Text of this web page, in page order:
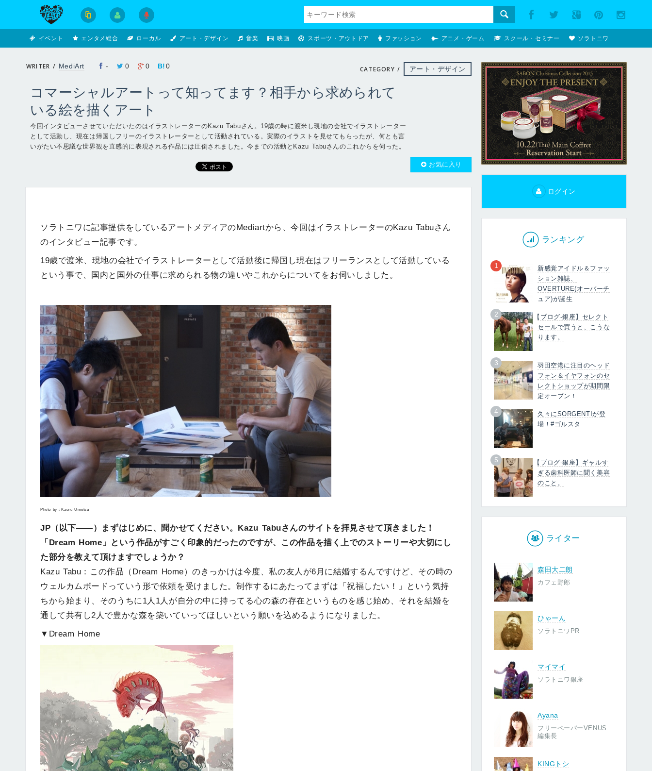
イベント エンタメ総合 ローカル アート・デザイン 音楽 映画 スポーツ・アウトドア ファッション アニメ・ゲーム スクール・セミナー ソラトニワ
WRITER / MediArt - 0 0 B!0 CATEGORY / アート・デザイン
コマーシャルアートって知ってます？相手から求められて
いる絵を描くアート
今回インタビューさせていただいたのはイラストレーターのKazu Tabuさん。19歳の時に渡米し現地の会社でイラストレーター
として活動し、現在は帰国しフリーのイラストレーターとして活動されている。実際のイラストを見せてもらったが、何とも言
いがたい不思議な世界観を直感的に表現される作品には圧倒されました。今までの活動とKazu Tabuさんのこれからを伺った。
お気に入り
ソラトニワに記事提供をしているアートメディアのMediartから、今回はイラストレーターのKazu Tabuさん
のインタビュー記事です。
19歳で渡米、現地の会社でイラストレーターとして活動後に帰国し現在はフリーランスとして活動している
という事で、国内と国外の仕事に求められる物の違いやこれからについてをお伺いしました。
Photo by：Kaoru Umetsu
JP（以下――）まずはじめに、聞かせてください。Kazu Tabuさんのサイトを拝見させて頂きました！
「Dream Home」という作品がすごく印象的だったのですが、この作品を描く上でのストーリーや大切にし
た部分を教えて頂けますでしょうか？
Kazu Tabu：この作品（Dream Home）のきっかけは今度、私の友人が6月に結婚するんですけど、その時の
ウェルカムボードっていう形で依頼を受けました。制作するにあたってまずは「祝福したい！」という気持
ちから始まり、そのうちに1人1人が自分の中に持ってる心の森の存在というものを感じ始め、それを結婚を
通して共有し2人で豊かな森を築いていってほしいという願いを込めるようになりました。
▼Dream Home
ログイン
ランキング
1
新感覚アイドル＆ファッ
ション雑誌、
OVERTURE(オーバーチ
ュア)が誕生
2
【ブログ-銀座】セレクト
セールで買うと、こうな
ります。
3
羽田空港に注目のヘッド
フォン＆イヤフォンのセ
レクトショップが期間限
定オープン！
4
久々にSORGENTIが登
場！#ゴルスタ
5
【ブログ-銀座】ギャルす
ぎる歯科医師に聞く美容
のこと。
ライター
森田大二朗
カフェ野郎
ひゃーん
ソラトニワPR
マイマイ
ソラトニワ銀座
Ayana
フリーペーパーVENUS
編集長
KINGトシ